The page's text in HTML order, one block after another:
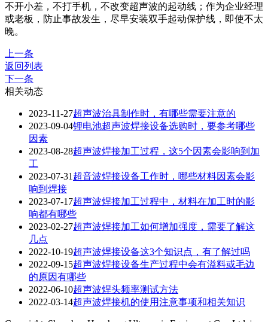
不开小差，不打手机，不改变超声波的起动线；作为企业经理
或老板，防止事故发生，尽早安装双手起动保护线，即使不太
晚。
上一条
返回列表
下一条
相关动态
2023-11-27超声波治具制作时，有哪些需要注意的
2023-09-04锂电池超声波焊接设备选购时，要参考哪些
因素
2023-08-28超声波焊接加工过程，这5个因素会影响到加
工
2023-07-31 超音波焊接设备工作时，哪些材料因素会影
响到焊接
2023-07-17超声波焊接加工过程中，材料在加工时的影
响都有哪些
2023-02-27超声波焊接加工如何增加强度，需要了解这
几点
2022-10-19超声波焊接设备这3个知识点，有了解过吗
2022-09-15超声波焊接设备生产过程中会有溢料或毛边
的原因有哪些
2022-06-10超声波焊头频率测试方法
2022-03-14超声波焊接机的使用注意事项和相关知识